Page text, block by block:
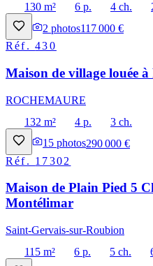
130 m²
6 p. 4 ch.
2 photos117 000 €
Réf.430
Maison de village louée à
ROCHEMAURE
132 m²
4 p.
3 ch.
15 photos290 000 €
Réf. 17302
Maison de Plain Pied 5
Montélimar
Saint-Gervais-sur-Roubion
115 m²
6 p. 5 ch.